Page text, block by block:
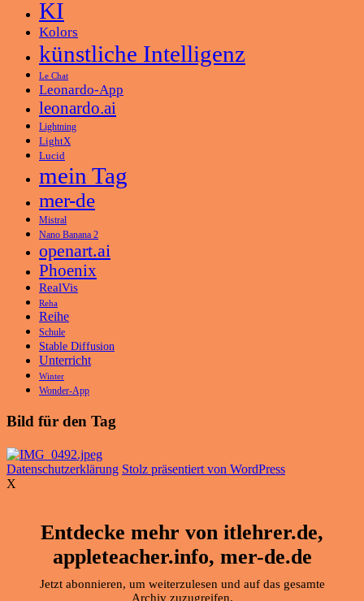
KI
Kolors
künstliche Intelligenz
Le Chat
Leonardo-App
leonardo.ai
Lightning
LightX
Lucid
mein Tag
mer-de
Mistral
Nano Banana 2
openart.ai
Phoenix
RealVis
Reha
Reihe
Schule
Stable Diffusion
Unterricht
Winter
Wonder-App
Bild für den Tag
Datenschutzerklärung Stolz präsentiert von WordPress
X
Entdecke mehr von itlehrer.de,
appleteacher.info, mer-de.de
Jetzt abonnieren, um weiterzulesen und auf das gesamte
Archiv zuzugreifen.